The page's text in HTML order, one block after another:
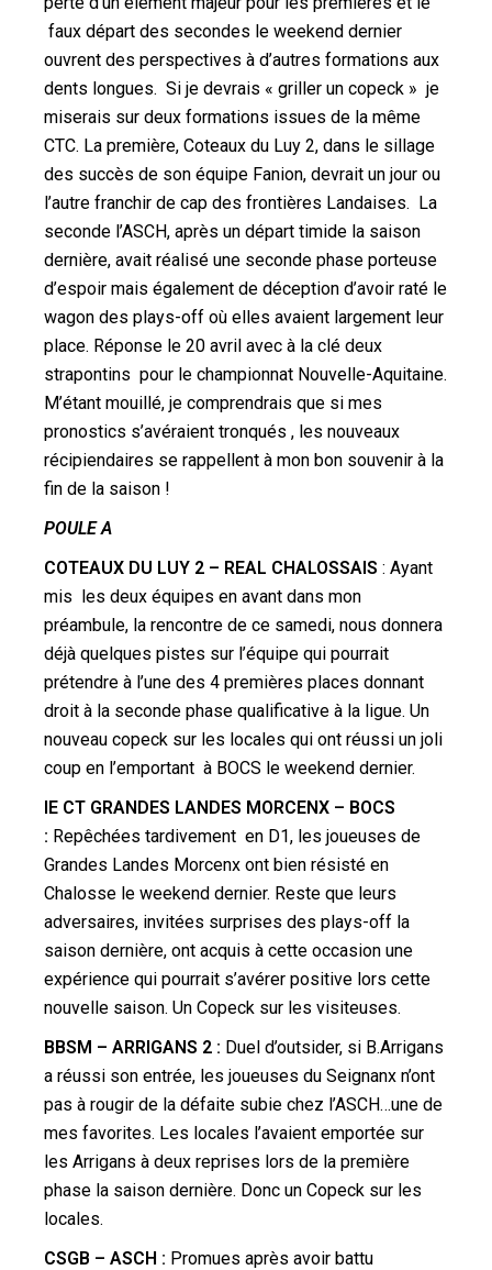
faux départ des secondes le weekend dernier
ouvrent des perspectives à d’autres formations aux
dents longues. Si je devrais « griller un copeck » je
miserais sur deux formations issues de la même
CTC. La première, Coteaux du Luy 2, dans le sillage
des succès de son équipe Fanion, devrait un jour ou
l’autre franchir de cap des frontières Landaises. La
seconde l’ASCH, après un départ timide la saison
dernière, avait réalisé une seconde phase porteuse
d’espoir mais également de déception d’avoir raté le
wagon des plays-off où elles avaient largement leur
place. Réponse le 20 avril avec à la clé deux
strapontins pour le championnat Nouvelle-Aquitaine.
M’étant mouillé, je comprendrais que si mes
pronostics s’avéraient tronqués , les nouveaux
récipiendaires se rappellent à mon bon souvenir à la
fin de la saison !
POULE A
COTEAUX DU LUY 2 – REAL CHALOSSAIS : Ayant
mis les deux équipes en avant dans mon
préambule, la rencontre de ce samedi, nous donnera
déjà quelques pistes sur l’équipe qui pourrait
prétendre à l’une des 4 premières places donnant
droit à la seconde phase qualificative à la ligue. Un
nouveau copeck sur les locales qui ont réussi un joli
coup en l’emportant à BOCS le weekend dernier.
IE CT GRANDES LANDES MORCENX – BOCS
: Repêchées tardivement en D1, les joueuses de
Grandes Landes Morcenx ont bien résisté en
Chalosse le weekend dernier. Reste que leurs
adversaires, invitées surprises des plays-off la
saison dernière, ont acquis à cette occasion une
expérience qui pourrait s’avérer positive lors cette
nouvelle saison. Un Copeck sur les visiteuses.
BBSM – ARRIGANS 2 : Duel d’outsider, si B.Arrigans
a réussi son entrée, les joueuses du Seignanx n’ont
pas à rougir de la défaite subie chez l’ASCH…une de
mes favorites. Les locales l’avaient emportée sur
les Arrigans à deux reprises lors de la première
phase la saison dernière. Donc un Copeck sur les
locales.
CSGB – ASCH : Promues après avoir battu